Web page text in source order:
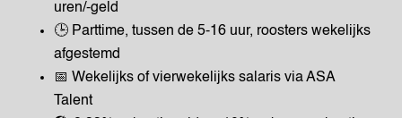
uren/-geld
🕒 Parttime, tussen de 5-16 uur, roosters wekelijks
afgestemd
📅 Wekelijks of vierwekelijks salaris via ASA
Talent